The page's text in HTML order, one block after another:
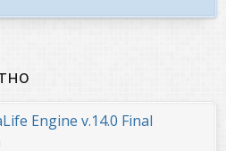
Engine v.14.0 Final